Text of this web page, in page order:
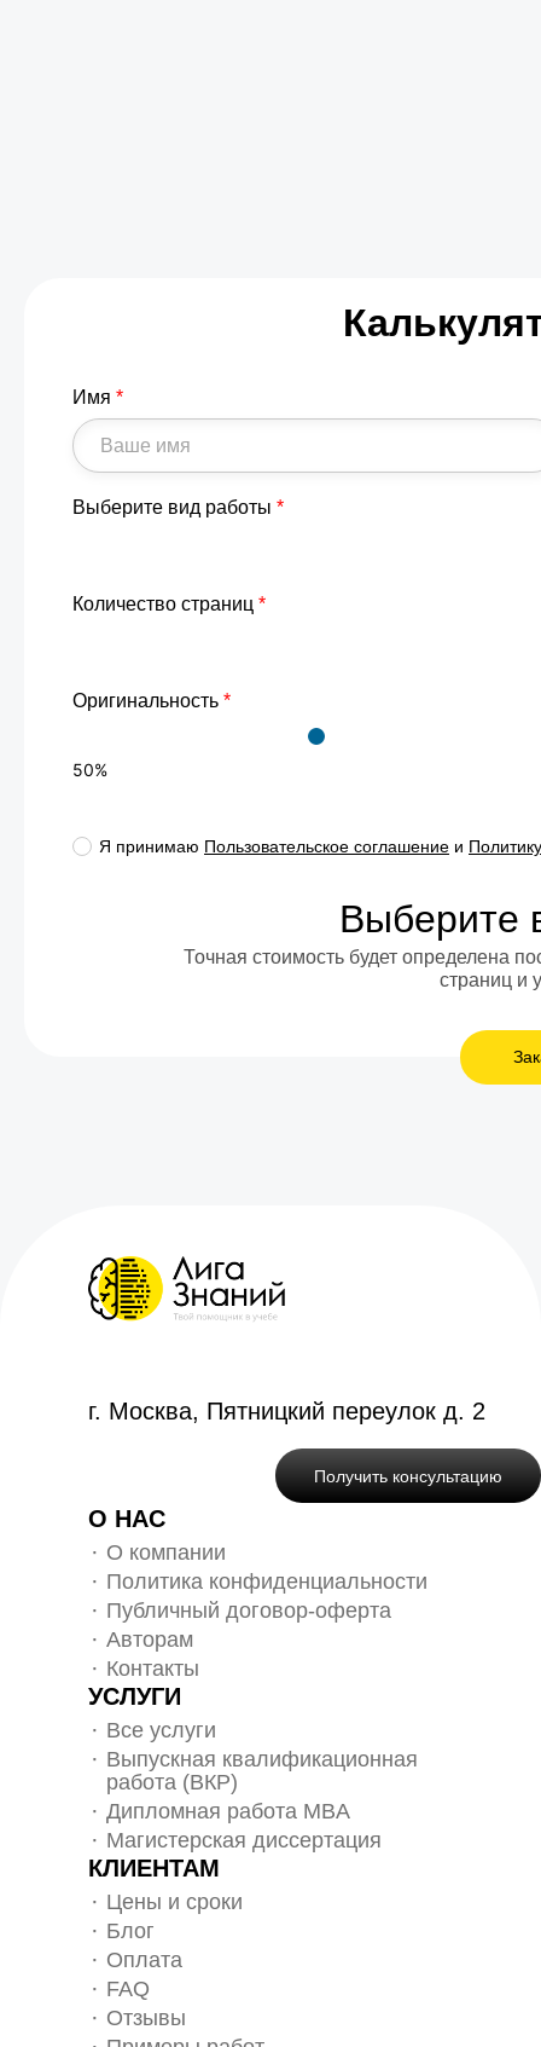
Имя *
Выберите вид работы *
Количество страниц *
Оригинальность *
50%
Я принимаю Пользовательское соглашение и
Выберите
Точная стоимость будет определена
страниц и
г. Москва, Пятницкий переулок д. 2
Получить консультацию
О НАС
О компании
Политика конфиденциальности
Публичный договор-оферта
Авторам
Контакты
УСЛУГИ
Все услуги
Выпускная квалификационная
работа (ВКР)
Дипломная работа MBA
Магистерская диссертация
КЛИЕНТАМ
Цены и сроки
Блог
Оплата
FAQ
Отзывы